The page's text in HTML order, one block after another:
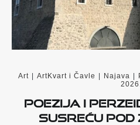
Art | ArtKvart i Čavle | Najava |
2026.
Poezija i
susreću pod